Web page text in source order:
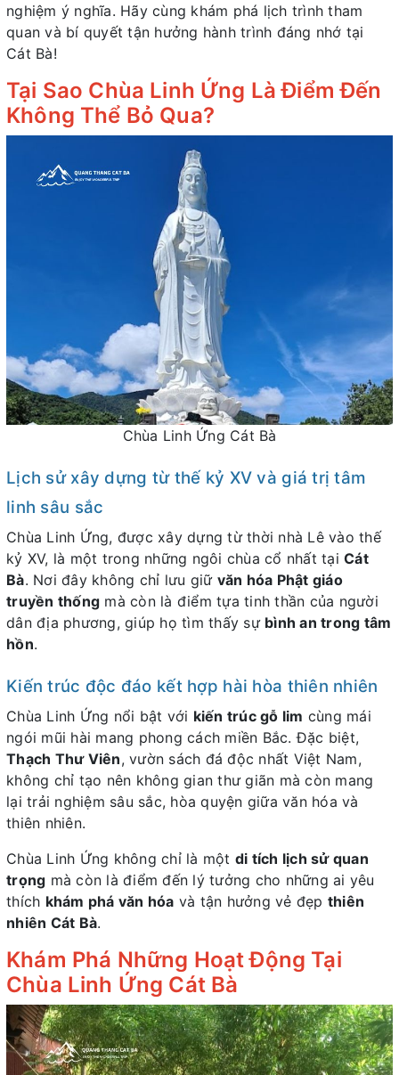
nghiệm ý nghĩa. Hãy cùng khám phá lịch trình tham
quan và bí quyết tận hưởng hành trình đáng nhớ tại
Cát Bà!
Tại Sao Chùa Linh Ứng Là Điểm Đến
Không Thể Bỏ Qua?
Chùa Linh Ứng Cát Bà
Lịch sử xây dựng từ thế kỷ XV và giá trị tâm
linh sâu sắc
Chùa Linh Ứng, được xây dựng từ thời nhà Lê vào thế
kỷ XV, là một trong những ngôi chùa cổ nhất tại Cát
Bà. Nơi đây không chỉ lưu giữ văn hóa Phật giáo
truyền thống mà còn là điểm tựa tinh thần của người
dân địa phương, giúp họ tìm thấy sự bình an trong tâm
hồn.
Kiến trúc độc đáo kết hợp hài hòa thiên nhiên
Chùa Linh Ứng nổi bật với kiến trúc gỗ lim cùng mái
ngói mũi hài mang phong cách miền Bắc. Đặc biệt,
Thạch Thư Viên, vườn sách đá độc nhất Việt Nam,
không chỉ tạo nên không gian thư giãn mà còn mang
lại trải nghiệm sâu sắc, hòa quyện giữa văn hóa và
thiên nhiên.
Chùa Linh Ứng không chỉ là một di tích lịch sử quan
trọng mà còn là điểm đến lý tưởng cho những ai yêu
thích khám phá văn hóa và tận hưởng vẻ đẹp thiên
nhiên Cát Bà.
Khám Phá Những Hoạt Động Tại
Chùa Linh Ứng Cát Bà